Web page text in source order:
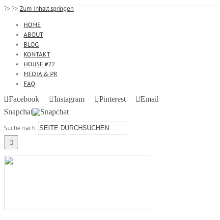
?> ?> Zum Inhalt springen
HOME
ABOUT
BLOG
KONTAKT
HOUSE #22
MEDIA & PR
FAQ
Facebook
Instagram Pinterest
Email
Snapchat
Suche nach: